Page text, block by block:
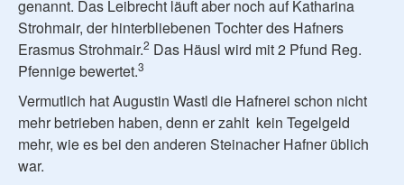
genannt. Das Leibrecht läuft aber noch auf Katharina
Strohmair, der hinterbliebenen Tochter des Hafners
Erasmus Strohmair.2 Das Häusl wird mit 2 Pfund Reg.
Pfennige bewertet.3
Vermutlich hat Augustin Wastl die Hafnerei schon nicht
mehr betrieben haben, denn er zahlt kein Tegelgeld
mehr, wie es bei den anderen Steinacher Hafner üblich
war.